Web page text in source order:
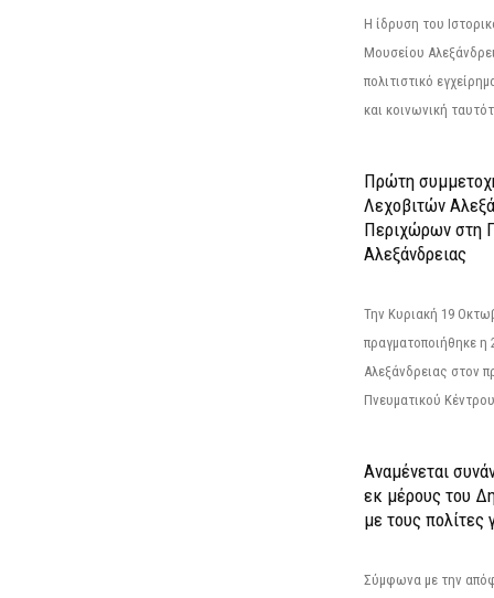
Η ίδρυση του
Μουσείου
πολιτιστικό
και κοινωνική
Πρώτη
Λεχοβιτών
Περιχώρων στη
Αλεξάνδρειας
Την Κυριακή 19
πραγματοποιήθηκε η
Αλεξάνδρειας στον
Πνευματικού
Αναμένεται
εκ μέρους του
με τους πολίτες
Σύμφωνα με την